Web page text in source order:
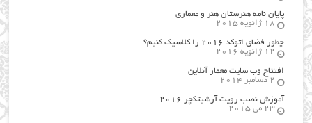
پایان نامه هنرستان هنر و معماري
18 ژانویه 2015
چطور فضای اتوکد ۲۰۱۶ را کلاسیک کنیم؟
12 ژانویه 2016
افتتاح وب سایت معمار آنلاین
2 دسامبر 2014
آموزش نصب رویت آرشیتکچر ۲۰۱۶
23 می 2015